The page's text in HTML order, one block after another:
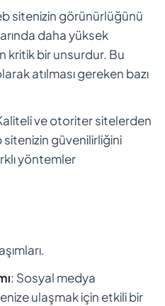
sitenizin görünürlüğünü
daha yüksek
kritik bir unsurdur. Bu
atılması gereken bazı
ve otoriter sitelerden
sitenizin güvenilirliğini
yöntemler
: Sosyal medya
ulaşmak için etkili bir